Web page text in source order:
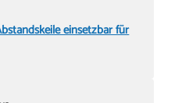
einsetzbar für